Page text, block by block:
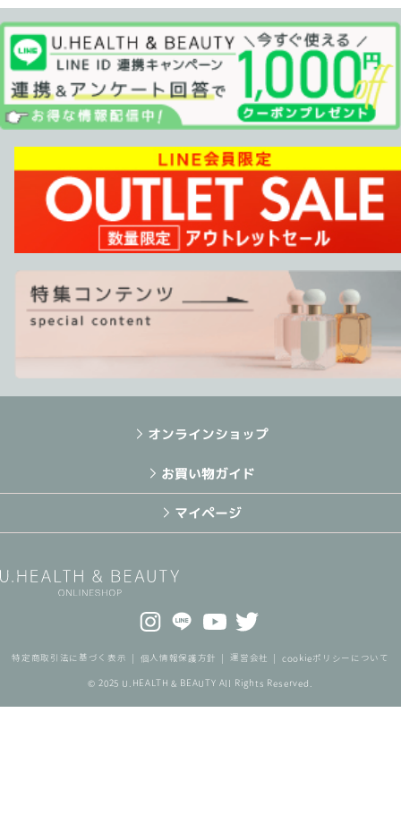
オンラインショップ
お買い物ガイド
マイページ
© 2025 U.HEALTH & BEAUTY All Rights Reserved.
特定商取引法に基づく表示 個人情報保護方針 運営会社 cookieポリシーについて